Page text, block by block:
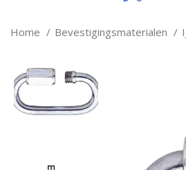
Home Bevestigingsmaterialen